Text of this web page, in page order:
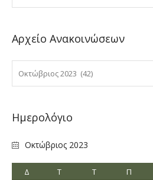
Αρχείο Ανακοινώσεων
Ημερολόγιο
Οκτώβριος 2023
Δ Τ Τ Π